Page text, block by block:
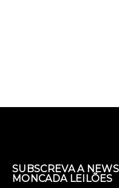
SUBSCREVA A
MONCADA LEILÕES